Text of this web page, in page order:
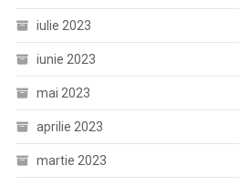
iulie 2023
iunie 2023
mai 2023
aprilie 2023
martie 2023